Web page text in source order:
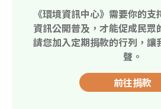
《環境資訊中心》需要你的
資訊公開普及，才能促成民眾
請您加入定期捐款的行列，讓
聲。
前往捐款